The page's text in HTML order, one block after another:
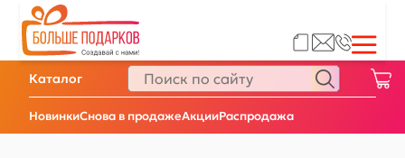
НовинкиСнова в продажеАкцииРаспродажа
Каталог